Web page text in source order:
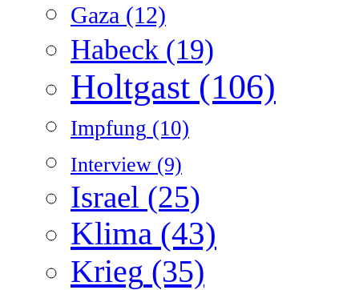
Gaza (12)
Habeck (19)
Holtgast (106)
Impfung (10)
Interview (9)
Israel (25)
Klima (43)
Krieg (35)